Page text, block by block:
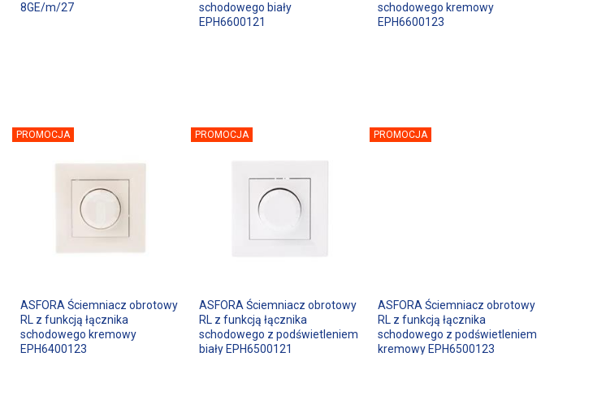
8GE/m/27
schodowego biały
EPH6600121
schodowego kremowy
EPH6600123
PROMOCJA
ASFORA Ściemniacz obrotowy
RL z funkcją łącznika
schodowego kremowy
EPH6400123
PROMOCJA
ASFORA Ściemniacz obrotowy
RL z funkcją łącznika
schodowego z podświetleniem
biały EPH6500121
PROMOCJA
ASFORA Ściemniacz obrotowy
RL z funkcją łącznika
schodowego z podświetleniem
kremowy EPH6500123